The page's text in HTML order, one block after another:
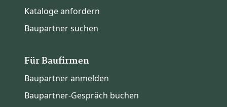
Kataloge anfordern
Baupartner suchen
Für Baufirmen
Baupartner anmelden
Baupartner-Gespräch buchen